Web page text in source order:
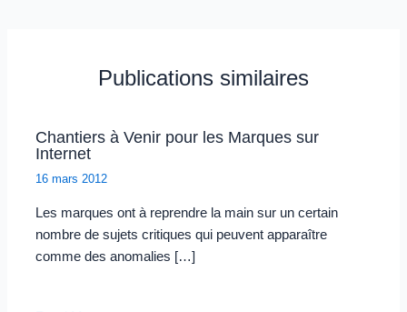
Publications similaires
Chantiers à Venir pour les Marques sur
Internet
16 mars 2012
Les marques ont à reprendre la main sur un certain
nombre de sujets critiques qui peuvent apparaître
comme des anomalies […]